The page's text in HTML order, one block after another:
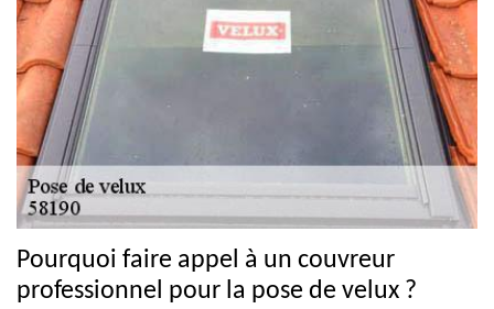
Pourquoi faire appel à un couvreur
professionnel pour la pose de velux ?